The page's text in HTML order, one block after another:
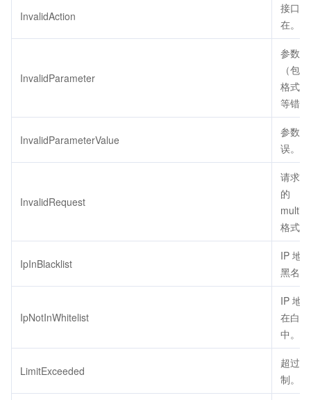
InvalidAction
接口
在。
InvalidParameter
参数
（包
格式
等错
InvalidParameterValue
参数
误。
InvalidRequest
请求
的
格式
IpInBlacklist
IP 地
黑名
IpNotInWhitelist
IP 地
在白
中。
LimitExceeded
超过
制。